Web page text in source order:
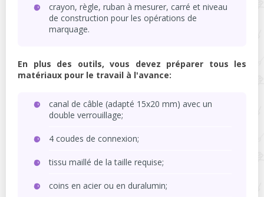
crayon, règle, ruban à mesurer, carré et niveau
de construction pour les opérations de
marquage.
En plus des outils, vous devez préparer tous les
matériaux pour le travail à l'avance:
canal de câble (adapté 15x20 mm) avec un
double verrouillage;
4 coudes de connexion;
tissu maillé de la taille requise;
coins en acier ou en duralumin;